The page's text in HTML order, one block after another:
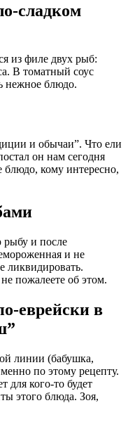
сладком
из филе двух рыб:
В томатный соус
нежное блюдо.
и обычаи”. Что ели
он нам сегодня
блюдо, кому интересно,
и после
и не
ликвидировать.
пожалеете об этом.
еврейски в
линии (бабушка,
по этому рецепту.
для кого-то будет
этого блюда. Зоя,